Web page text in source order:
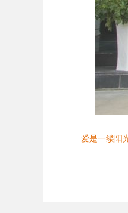
爱是一缕阳